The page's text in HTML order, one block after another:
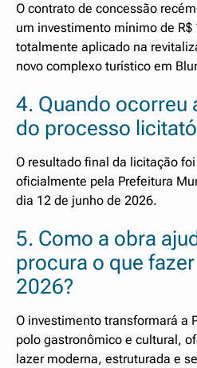
O contrato de concessão
um investimento mínimo de
totalmente aplicado na
novo complexo turístico em
4. Quando ocorreu
do processo
O resultado final da licitação
oficialmente pela Prefeitura
dia 12 de junho de 2026.
5. Como a obra
procura o que
2026?
O investimento transformará a
polo gastronômico e cultural,
lazer moderna, estruturada e